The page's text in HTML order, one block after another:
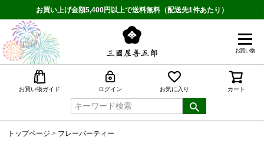
お買い上げ金額5,400円以上で送料無料（配送先1件あたり）
お買い物
お買い物ガイド ログイン お気に入り カート
トップページ フレーバーティー